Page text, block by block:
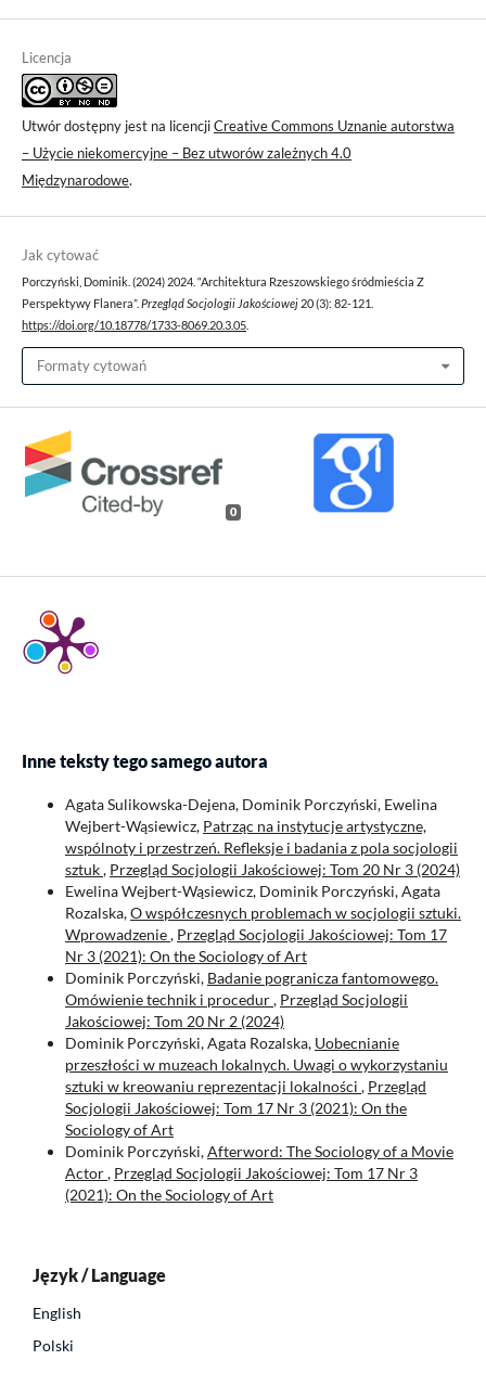
Licencja
Utwór dostępny jest na licencjiCreative Commons Uznanie autorstwa
– Użycie niekomercyjne – Bez utworów zależnych 4.0
Międzynarodowe.
Jak cytować
Porczyński, Dominik. (2024) 2024. “Architektura Rzeszowskiego śródmieścia Z
Perspektywy Flanera”. Przegląd Socjologii Jakościowej 20 (3): 82-121.
https://doi.org/10.18778/1733-8069.20.3.05
Formaty cytowań
0
Inne teksty tego samego autora
Agata Sulikowska-Dejena, Dominik Porczyński, Ewelina
Wejbert-Wąsiewicz, Patrząc na instytucje artystyczne,
wspólnoty i przestrzeń. Refleksje i badania z pola socjologii
sztuk, Przegląd Socjologii Jakościowej: Tom 20 Nr 3 (2024)
Ewelina Wejbert-Wąsiewicz, Dominik Porczyński, Agata
Rozalska,O współczesnych problemach w socjologii sztuki.
Wprowadzenie, Przegląd Socjologii Jakościowej: Tom 17
Nr 3 (2021): On the Sociology of Art
Dominik Porczyński, Badanie pogranicza fantomowego.
Omówienie technik i procedur, Przegląd Socjologii
Jakościowej: Tom 20 Nr 2 (2024)
Dominik Porczyński, Agata Rozalska, Uobecnianie
przeszłości w muzeach lokalnych. Uwagi o wykorzystaniu
sztuki w kreowaniu reprezentacji lokalności , Przegląd
Socjologii Jakościowej: Tom 17 Nr 3 (2021): On the
Sociology of Art
Dominik Porczyński,Afterword: The Sociology of a Movie
Actor, Przegląd Socjologii Jakościowej: Tom 17 Nr 3
(2021): On the Sociology of Art
Język / Language
English
Polski